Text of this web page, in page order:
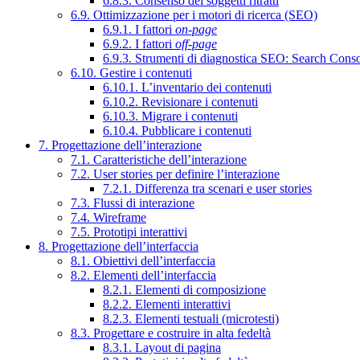
6.9. Ottimizzazione per i motori di ricerca (SEO)
6.9.1. I fattori on-page
6.9.2. I fattori off-page
6.9.3. Strumenti di diagnostica SEO: Search
6.10. Gestire i contenuti
6.10.1. L’inventario dei contenuti
6.10.2. Revisionare i contenuti
6.10.3. Migrare i contenuti
6.10.4. Pubblicare i contenuti
7. Progettazione dell’interazione
7.1. Caratteristiche dell’interazione
7.2. User stories per definire l’interazione
7.2.1. Differenza tra scenari e user stories
7.3. Flussi di interazione
7.4. Wireframe
7.5. Prototipi interattivi
8. Progettazione dell’interfaccia
8.1. Obiettivi dell’interfaccia
8.2. Elementi dell’interfaccia
8.2.1. Elementi di composizione
8.2.2. Elementi interattivi
8.2.3. Elementi testuali (microtesti)
8.3. Progettare e costruire in alta fedeltà
8.3.1. Layout di pagina